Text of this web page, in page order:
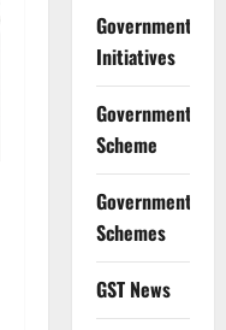
Government
Initiatives
Government
Scheme
Government
Schemes
GST News